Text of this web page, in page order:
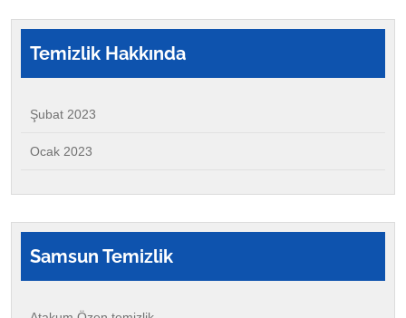
Temizlik Hakkında
Şubat 2023
Ocak 2023
Samsun Temizlik